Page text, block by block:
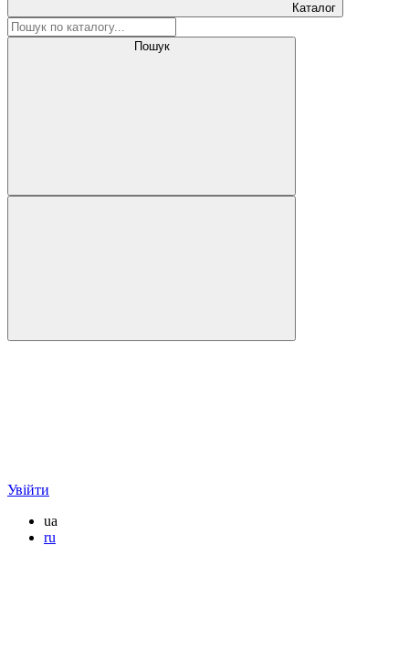
Каталог
Пошук
Увійти
ua
ru